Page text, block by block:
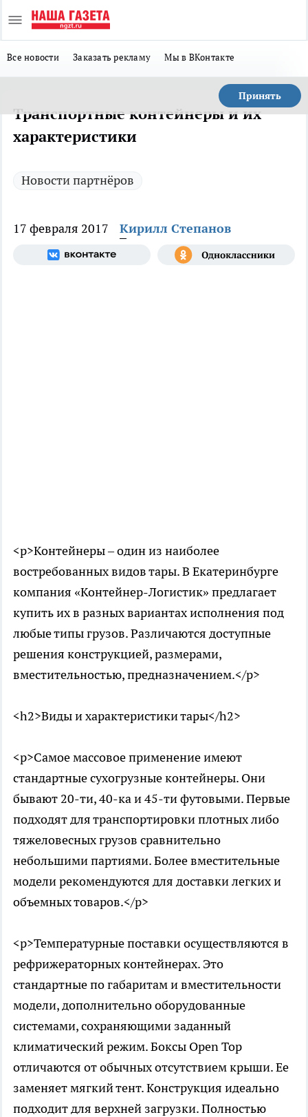
Все новости Заказать рекламу Мы в ВКонтакте
Принять
Транспортные контейнеры и их
характеристики
Новости партнёров
17 февраля 2017 Кирилл Степанов
<p>Контейнеры – один из наиболее
востребованных видов тары. В Екатеринбурге
компания «Контейнер-Логистик» предлагает
купить их в разных вариантах исполнения под
любые типы грузов. Различаются доступные
решения конструкцией, размерами,
вместительностью, предназначением.</p>
<h2>Виды и характеристики тары</h2>
<p>Самое массовое применение имеют
стандартные сухогрузные контейнеры. Они
бывают 20-ти, 40-ка и 45-ти футовыми. Первые
подходят для транспортировки плотных либо
тяжеловесных грузов сравнительно
небольшими партиями. Более вместительные
модели рекомендуются для доставки легких и
объемных товаров.</p>
<p>Температурные поставки осуществляются в
рефрижераторных контейнерах. Это
стандартные по габаритам и вместительности
модели, дополнительно оборудованные
системами, сохраняющими заданный
климатический режим. Боксы Open Top
отличаются от обычных отсутствием крыши. Ее
заменяет мягкий тент. Конструкция идеально
подходит для верхней загрузки. Полностью